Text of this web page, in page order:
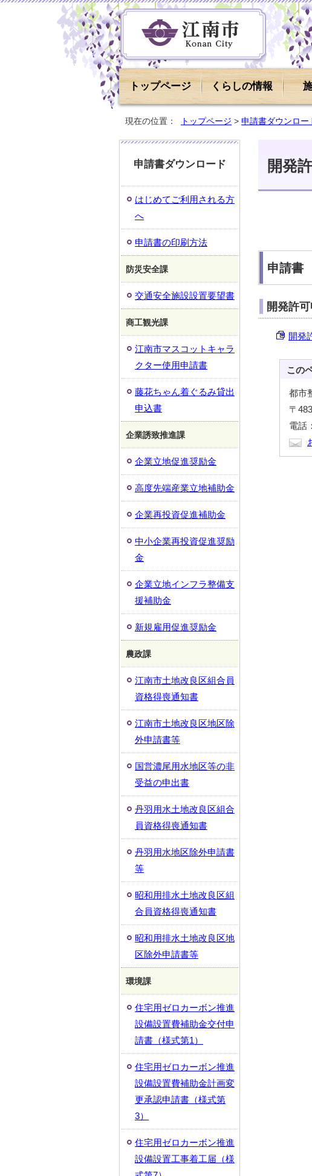
トップページ くらしの情報
現在の位置： トップページ > 申請書ダウンロー
開発
申請書
開発許
開発
この
都市
〒
電話
申請書ダウンロード
はじめてご利用される方
へ
申請書の印刷方法
防災安全課
交通安全施設設置要望書
商工観光課
江南市マスコットキャラ
クター使用申請書
藤花ちゃん着ぐるみ貸出
申込書
企業誘致推進課
企業立地促進奨励金
高度先端産業立地補助金
企業再投資促進補助金
中小企業再投資促進奨励
金
企業立地インフラ整備支
援補助金
新規雇用促進奨励金
農政課
江南市土地改良区組合員
資格得喪通知書
江南市土地改良区地区除
外申請書等
国営濃尾用水地区等の非
受益の申出書
丹羽用水土地改良区組合
員資格得喪通知書
丹羽用水地区除外申請書
等
昭和用排水土地改良区組
合員資格得喪通知書
昭和用排水土地改良区地
区除外申請書等
環境課
住宅用ゼロカーボン推進
設備設置費補助金交付申
請書（様式第1）
住宅用ゼロカーボン推進
設備設置費補助金計画変
更承認申請書（様式第
3）
住宅用ゼロカーボン推進
設備設置工事着工届（様